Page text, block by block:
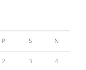
P S N
2 3 4